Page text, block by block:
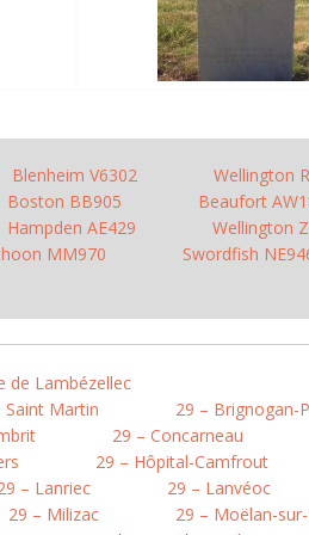
Blenheim V6302
Wellington
Boston BB905
Beaufort
Hampden AE429
Wellington
MM970
Swordfish
de Lambézellec
Martin
29 – Brignogan-
29 – Concarneau
29 – Hôpital-Camfrout
– Lanriec
29 – Lanvéoc
29 – Milizac
29 – Moëlan-